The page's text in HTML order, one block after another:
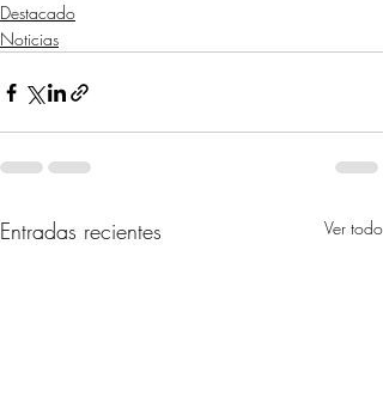
Destacado
Noticias
Entradas recientes Ver todo